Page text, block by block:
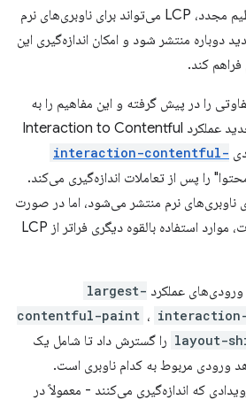
LCP همراه کرد. پس از تنظیم مجدد، LCP می‌تواند برای ناوبری‌های نرم
دوباره منتشر شود و امکان اندازه‌گیری این
فراهم کند.
را در پیش گرفته و این مفاهیم را به
API ناوبری نرم و ورودی جدید عملکرد Interaction to Contentful
interaction-contentful-
را پس از تعاملات اندازه‌گیری می‌کند.
ناوبری‌های نرم منتشر می‌شود، اما در صورت
فعال بودن برای همه تعاملات، موارد استفاده بالقوه دیگری فراتر از LCP
largest-
contentful-paint ،
layout- را گسترش داد تا شامل یک
ورودی مربوط به کدام ناوبری است.
که اندازه‌گیری می‌کنند - معمولاً در